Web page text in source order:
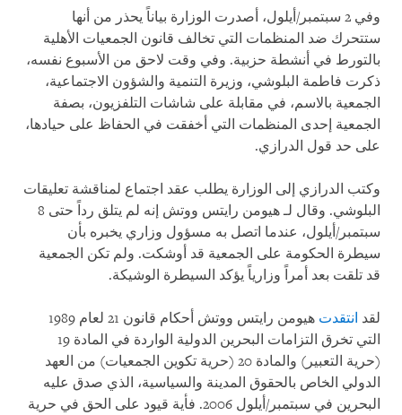
وفي 2 سبتمبر/أيلول، أصدرت الوزارة بياناً يحذر من أنها
ستتحرك ضد المنظمات التي تخالف قانون الجمعيات الأهلية
بالتورط في أنشطة حزبية. وفي وقت لاحق من الأسبوع نفسه،
ذكرت فاطمة البلوشي، وزيرة التنمية والشؤون الاجتماعية،
الجمعية بالاسم، في مقابلة على شاشات التلفزيون، بصفة
الجمعية إحدى المنظمات التي أخفقت في الحفاظ على حيادها،
على حد قول الدرازي.
وكتب الدرازي إلى الوزارة يطلب عقد اجتماع لمناقشة تعليقات
البلوشي. وقال لـ هيومن رايتس ووتش إنه لم يتلق رداً حتى 8
سبتمبر/أيلول، عندما اتصل به مسؤول وزاري يخبره بأن
سيطرة الحكومة على الجمعية قد أوشكت. ولم تكن الجمعية
قد تلقت بعد أمراً وزارياً يؤكد السيطرة الوشيكة.
لقد انتقدت
هيومن رايتس ووتش أحكام قانون 21 لعام 1989
التي تخرق التزامات البحرين الدولية الواردة في المادة 19
(حرية التعبير) والمادة 20 (حرية تكوين الجمعيات) من العهد
الدولي الخاص بالحقوق المدينة والسياسية، الذي صدق عليه
البحرين في سبتمبر/أيلول 2006. فأية قيود على الحق في حرية